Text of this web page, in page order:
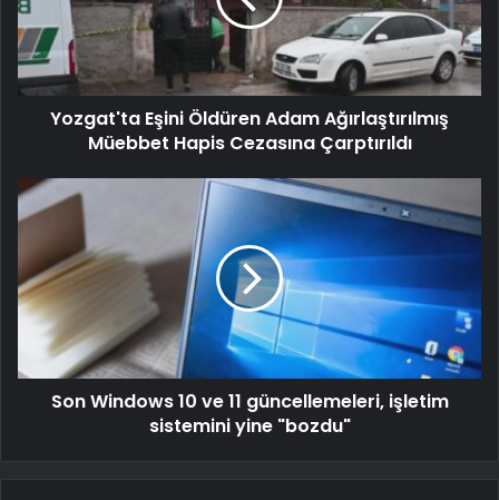
Yozgat'ta Eşini Öldüren Adam Ağırlaştırılmış
Müebbet Hapis Cezasına Çarptırıldı
Son Windows 10 ve 11 güncellemeleri, işletim
sistemini yine "bozdu"